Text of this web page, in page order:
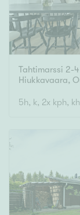
Tahtimarssi 2-4
Hiukkavaara,
5h, k, 2x kph,